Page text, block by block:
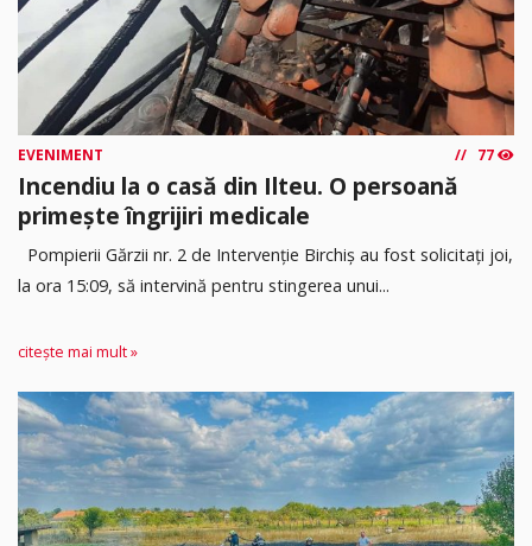
EVENIMENT 77
Incendiu la o casă din Ilteu. O persoană
primește îngrijiri medicale
Pompierii Gărzii nr. 2 de Intervenție Birchiș au fost solicitați joi,
la ora 15:09, să intervină pentru stingerea unui...
citește mai mult »